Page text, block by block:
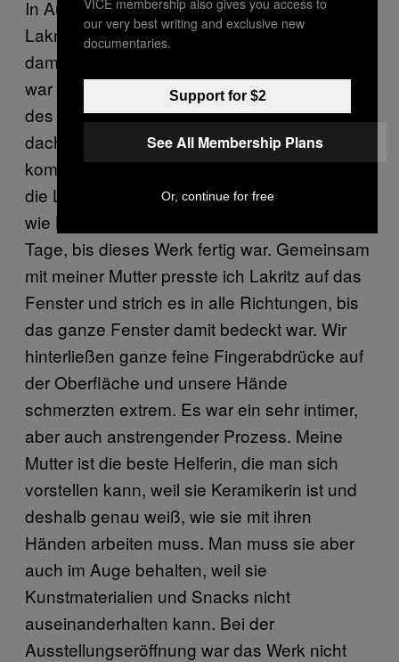
In Australien mögen wir am liebsten weiche
Lakritze. Eines Tages experimentierte ich
damit, Lakritze ganz flachen zu pressen und
war ganz begeistert von den vielen Farben
des scheinbar schwarzen Materials. Ich
dachte mir, die Gelb-, Orange- und Brauntöne
kommen am besten zur Geltung, wenn ich
die Lakritze auf eine Fensterscheibe presse,
wie Buntglas. Es dauerte zwei oder drei
Tage, bis dieses Werk fertig war. Gemeinsam
mit meiner Mutter presste ich Lakritz auf das
Fenster und strich es in alle Richtungen, bis
das ganze Fenster damit bedeckt war. Wir
hinterließen ganze feine Fingerabdrücke auf
der Oberfläche und unsere Hände
schmerzten extrem. Es war ein sehr intimer,
aber auch anstrengender Prozess. Meine
Mutter ist die beste Helferin, die man sich
vorstellen kann, weil sie Keramikerin ist und
deshalb genau weiß, wie sie mit ihren
Händen arbeiten muss. Man muss sie aber
auch im Auge behalten, weil sie
Kunstmaterialien und Snacks nicht
auseinanderhalten kann. Bei der
Ausstellungseröffnung war das Werk nicht
our very best writing and exclusive new
documentaries.
Support for $2
See All Membership Plans
Or, continue for free